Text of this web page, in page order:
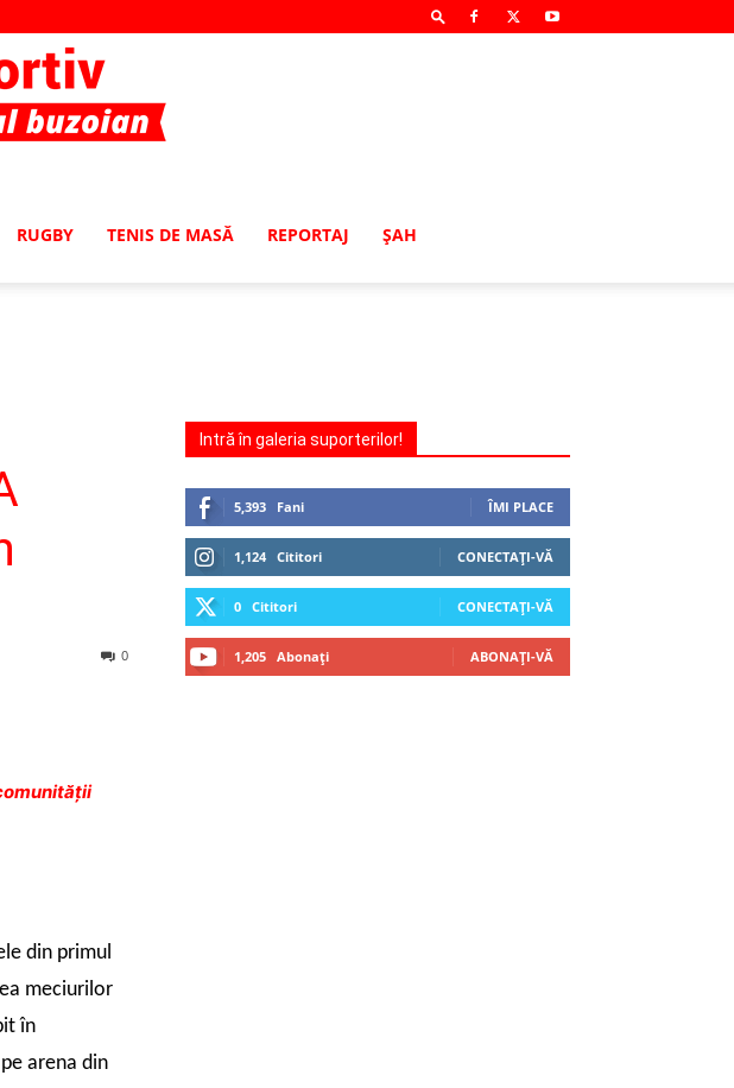
RUGBY TENIS DE MASĂ REPORTAJ ŞAH
0
din primul
meciurilor
în
arena din
Intră în galeria suporterilor!
5,393 Fani ÎMI PLACE
1,124 Cititori CONECTAȚI-VĂ
0 Cititori CONECTAȚI-VĂ
1,205 Abonați ABONAȚI-VĂ